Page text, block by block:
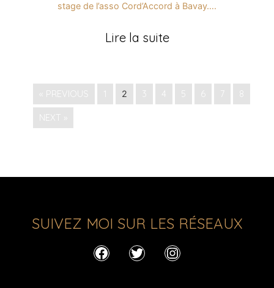
stage de l’asso Cord’Accord à Bavay….
Lire la suite
« PREVIOUS 1 2 3 4 5 6 7 8
NEXT »
SUIVEZ MOI SUR LES RÉSEAUX
FacebookTwitterInstagram